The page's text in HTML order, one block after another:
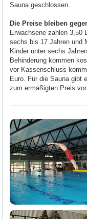
Sauna geschlossen.
Die Preise bleiben
Erwachsene zahlen 3,50
sechs bis 17 Jahren und
Kinder unter sechs
Behinderung kommen
vor Kassenschluss
Euro. Für die Sauna gibt
zum ermäßigten Preis